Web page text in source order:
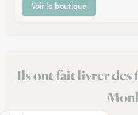
Voir la boutique
Ils ont fait livrer des